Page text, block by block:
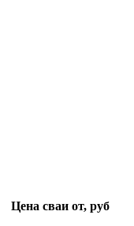
Цена сваи от, руб